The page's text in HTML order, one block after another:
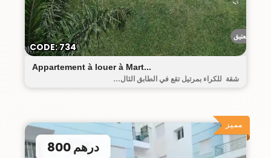
البيت العتيق
Appartement à louer à Mart...
شقة للكراء بمرتيل تقع في الطابق الثال...
CODE: 734
مميز
800 درهم